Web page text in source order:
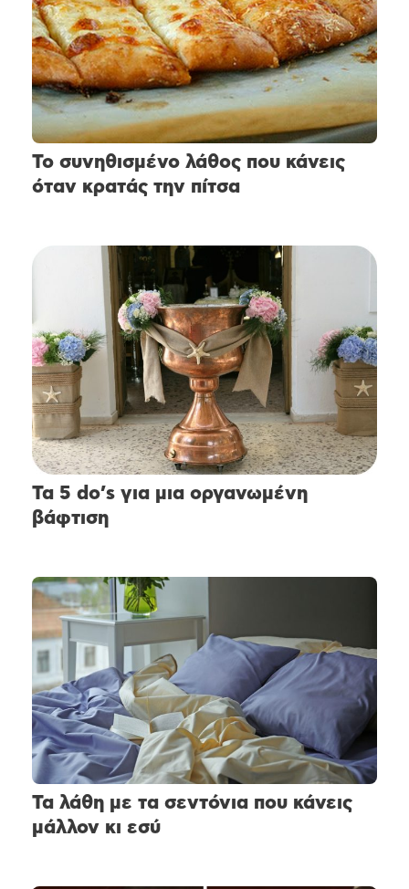
Το συνηθισμένο λάθος που κάνεις
όταν κρατάς την πίτσα
Τα 5 do’s για μια οργανωμένη
βάφτιση
Τα λάθη με τα σεντόνια που κάνεις
μάλλον κι εσύ